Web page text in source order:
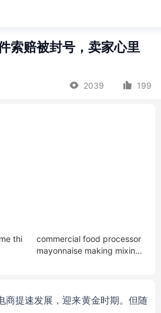
索赔被封号，卖家心里
2039 199
thi
commercial food processor
mayonnaise making mixing
商提速发展，迎来黄金时期。但随